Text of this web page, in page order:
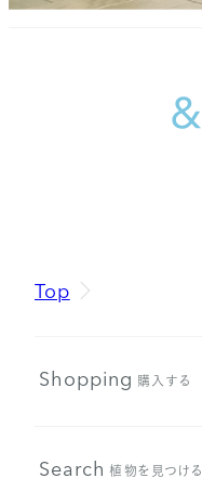
Top
Shopping 購入する
Search 植物を見つける